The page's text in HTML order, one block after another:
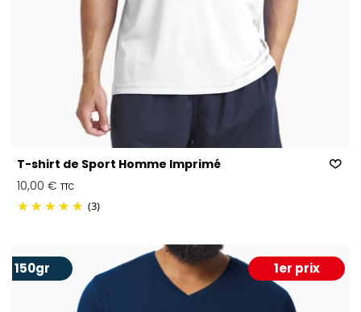
T-shirt de Sport Homme Imprimé
10,00 € TTC
(3)
1er prix
150gr